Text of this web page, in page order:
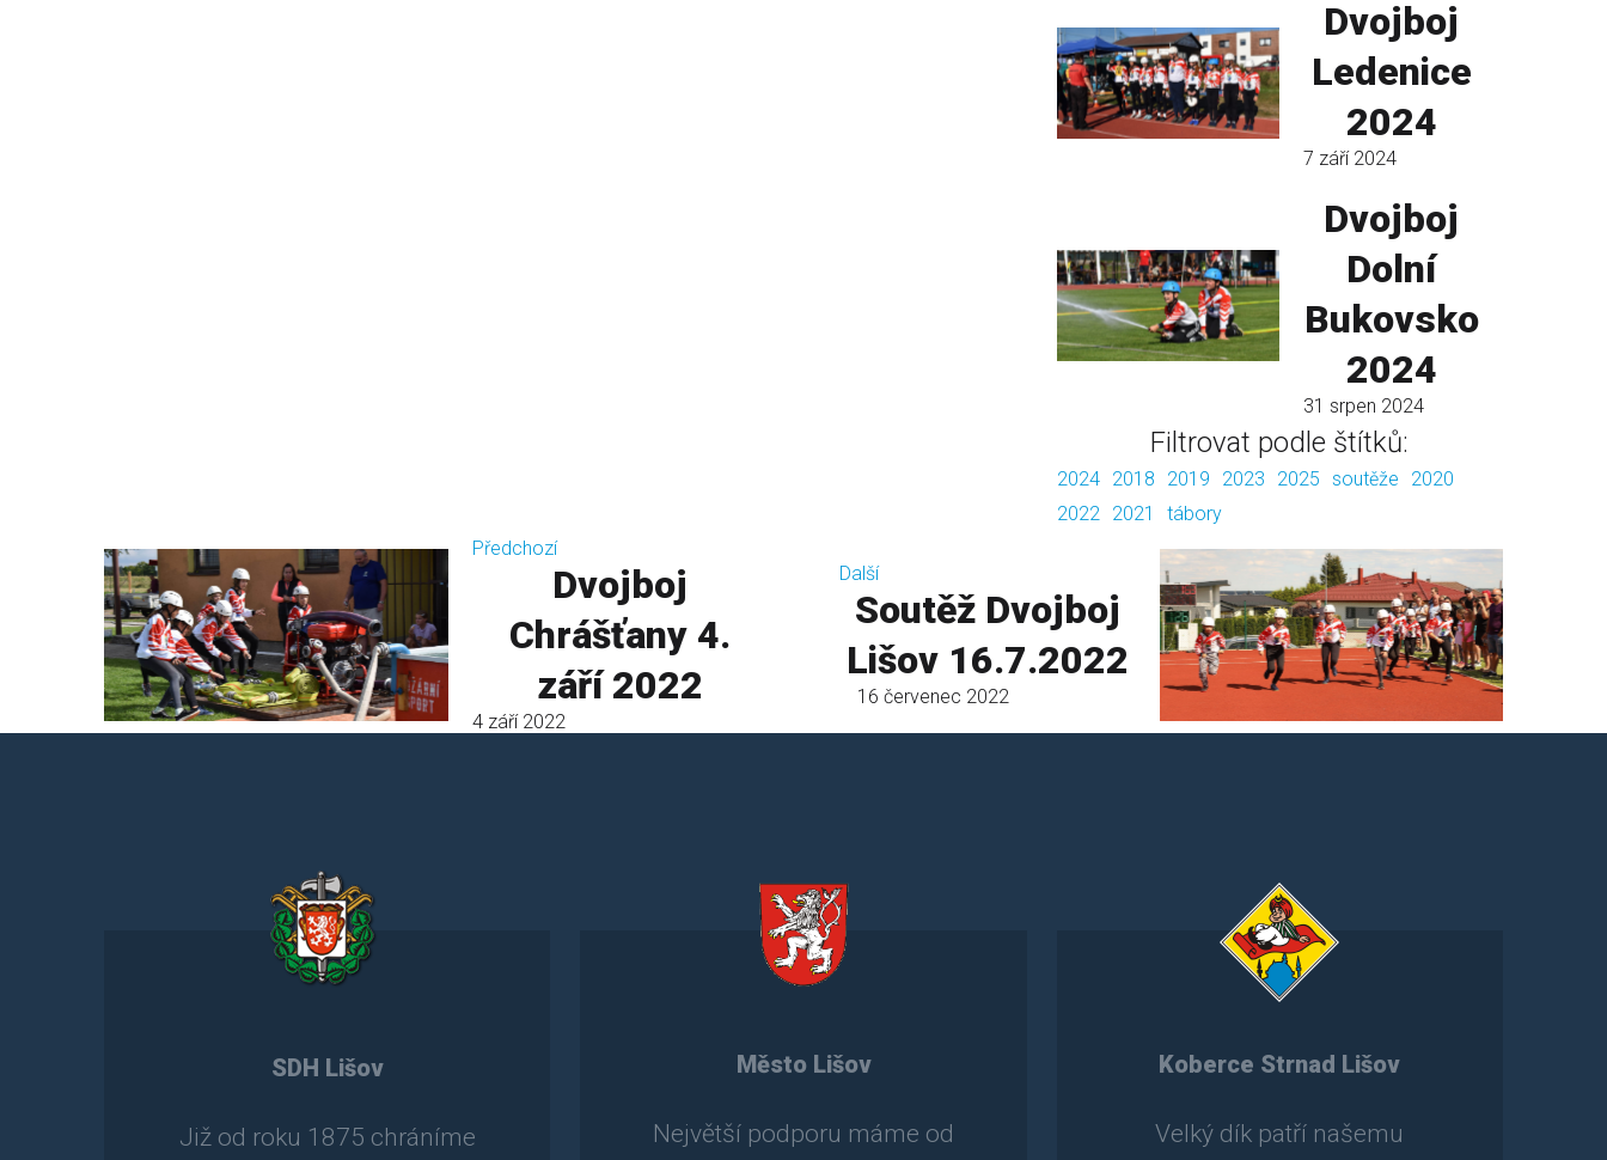
Dvojboj
Ledenice
2024
7 září 2024
Dvojboj
Dolní
Bukovsko
2024
31 srpen 2024
Filtrovat podle štítků:
2024 2018 2019 2023 2025 soutěže
2020
2022
2021
tábory
Předchozí
Dvojboj
Chrášťany 4.
září 2022
4 září 2022
Další
Soutěž Dvojboj
Lišov 16.7.2022
16 červenec 2022
SDH Lišov
Již od roku 1875 chráníme
Město Lišov
Největší podporu máme od
Koberce Strnad Lišov
Velký dík patří našemu